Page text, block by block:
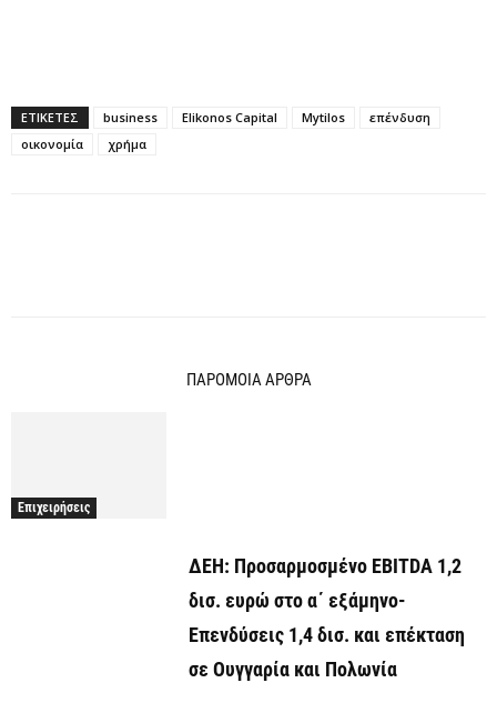
ΕΤΙΚΕΤΕΣ business Elikonos Capital Mytilos
επένδυση
οικονομία
χρήμα
ΠΑΡΟΜΟΙΑ ΑΡΘΡΑ
Επιχειρήσεις
ΔΕΗ: Προσαρμοσμένο EBITDA 1,2
δισ. ευρώ στο α΄ εξάμηνο-
Επενδύσεις 1,4 δισ. και επέκταση
σε Ουγγαρία και Πολωνία